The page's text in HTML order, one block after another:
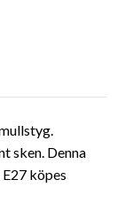
sken. Denna
köpes